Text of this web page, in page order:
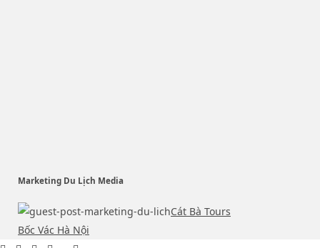
Marketing Du Lịch Media
Cát Bà Tours
Bốc Vác Hà Nội